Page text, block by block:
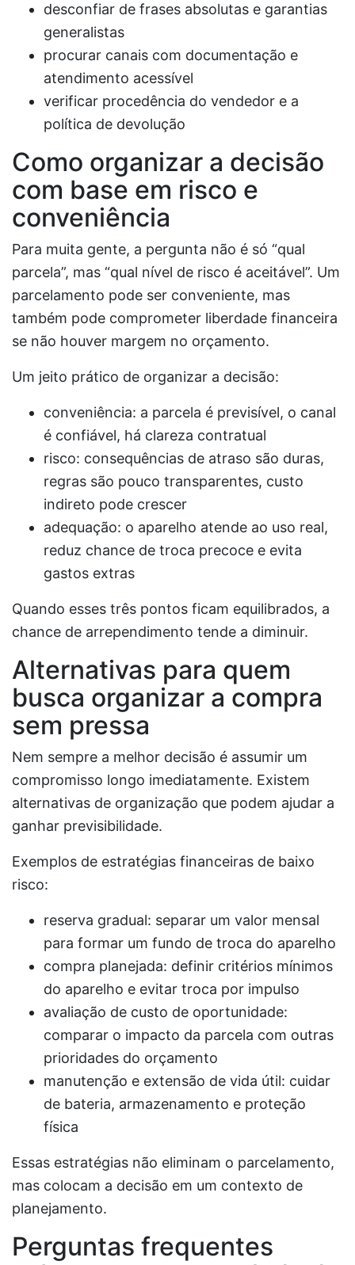
desconfiar de frases absolutas e garantias
generalistas
procurar canais com documentação e
atendimento acessível
verificar procedência do vendedor e a
política de devolução
Como organizar a decisão
com base em risco e
conveniência
Para muita gente, a pergunta não é só “qual
parcela”, mas “qual nível de risco é aceitável”. Um
parcelamento pode ser conveniente, mas
também pode comprometer liberdade financeira
se não houver margem no orçamento.
Um jeito prático de organizar a decisão:
conveniência: a parcela é previsível, o canal
é confiável, há clareza contratual
risco: consequências de atraso são duras,
regras são pouco transparentes, custo
indireto pode crescer
adequação: o aparelho atende ao uso real,
reduz chance de troca precoce e evita
gastos extras
Quando esses três pontos ficam equilibrados, a
chance de arrependimento tende a diminuir.
Alternativas para quem
busca organizar a compra
sem pressa
Nem sempre a melhor decisão é assumir um
compromisso longo imediatamente. Existem
alternativas de organização que podem ajudar a
ganhar previsibilidade.
Exemplos de estratégias financeiras de baixo
risco:
reserva gradual: separar um valor mensal
para formar um fundo de troca do aparelho
compra planejada: definir critérios mínimos
do aparelho e evitar troca por impulso
avaliação de custo de oportunidade:
comparar o impacto da parcela com outras
prioridades do orçamento
manutenção e extensão de vida útil: cuidar
de bateria, armazenamento e proteção
física
Essas estratégias não eliminam o parcelamento,
mas colocam a decisão em um contexto de
planejamento.
Perguntas frequentes